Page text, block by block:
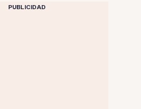
PUBLICIDAD